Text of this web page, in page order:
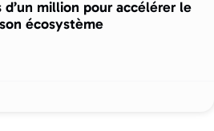
million pour accélérer le
écosystème